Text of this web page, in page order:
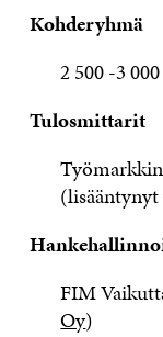
Kohderyhmä
2 500 -3
Tulosmittarit
FIM
Oy)